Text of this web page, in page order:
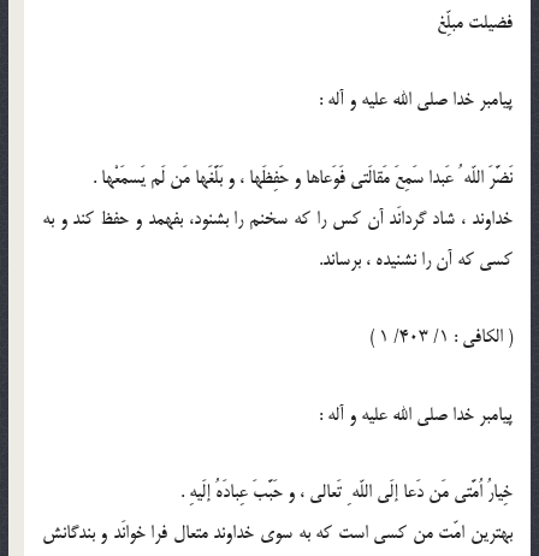
فضيلت مبلِّغ
پيامبر خدا صلى الله عليه و آله :
نَضَّرَ اللّه ُ عَبدا سَمِعَ مَقالَتي فَوَعاها و حَفِظَها ، و بَلَّغَها مَن لَم يَسمَعْها .
خداوند ، شاد گردانَد آن كس را كه سخنم را بشنود، بفهمد و حفظ كند و به
كسى كه آن را نشنيده ، برساند.
( الكافي : 1/ 403/ 1 )
پيامبر خدا صلى الله عليه و آله :
خِيارُ اُمَّتي مَن دَعا إلَى اللّه ِ تَعالى ، و حَبَّبَ عِبادَهُ إلَيهِ .
بهترين امّت من كسى است كه به سوى خداوند متعال فرا خوانَد و بندگانش